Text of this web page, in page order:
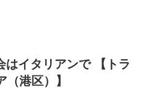
はイタリアンで 【トラ
（港区）】